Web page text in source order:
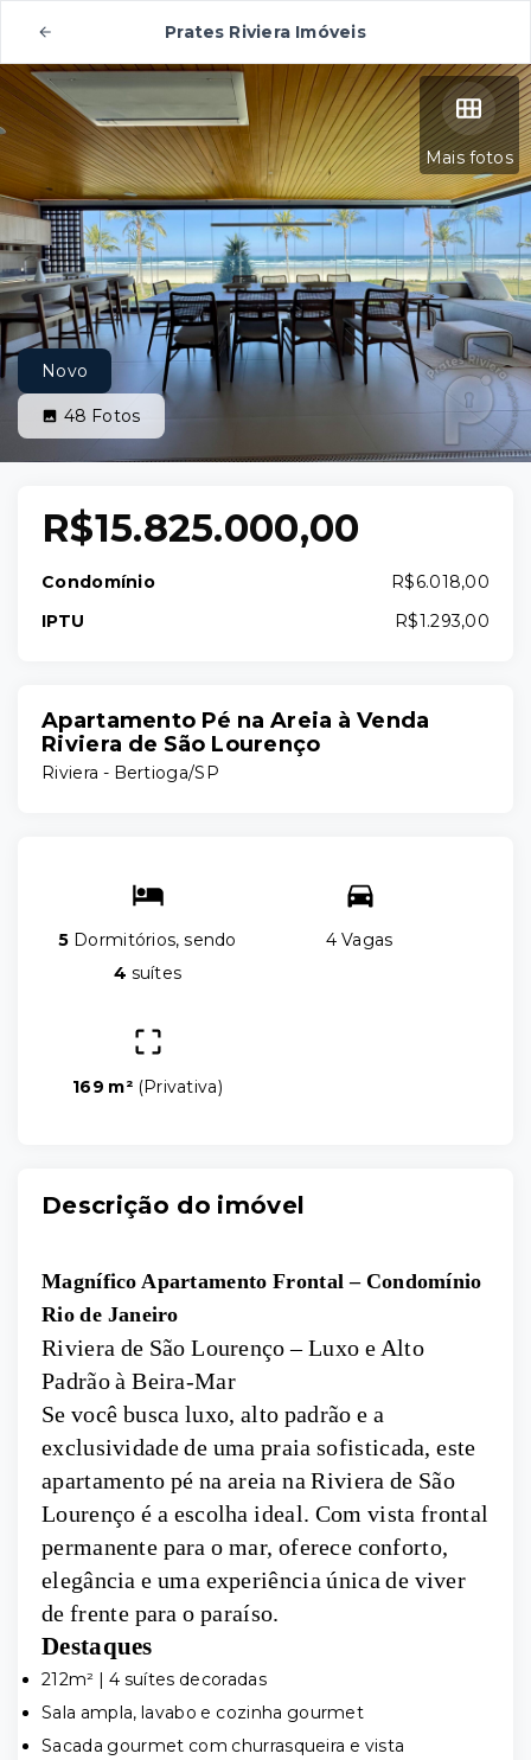
Prates Riviera Imóveis
Mais fotos
Novo
48 Fotos
R$15.825.000,00
Condomínio
R$6.018,00
IPTU
R$1.293,00
Apartamento Pé na Areia à Venda
Riviera de São Lourenço
Riviera - Bertioga/SP
5 Dormitórios, sendo
4 suítes
4 Vagas
169 m² (Privativa)
Descrição do imóvel
Magnífico Apartamento Frontal – Condomínio
Rio de Janeiro
Riviera de São Lourenço – Luxo e Alto
Padrão à Beira-Mar
Se você busca luxo, alto padrão e a
exclusividade de uma praia sofisticada, este
apartamento pé na areia na Riviera de São
Lourenço é a escolha ideal. Com vista frontal
permanente para o mar, oferece conforto,
elegância e uma experiência única de viver
de frente para o paraíso.
Destaques
212m² | 4 suítes decoradas
Sala ampla, lavabo e cozinha gourmet
Sacada gourmet com churrasqueira e vista